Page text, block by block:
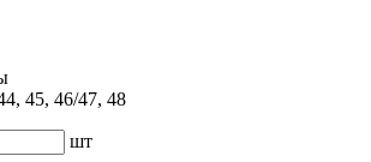
45, 46/47, 48
шт